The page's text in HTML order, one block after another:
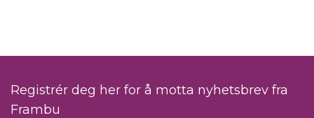
Registrér deg her for å motta nyhetsbrev fra
Frambu